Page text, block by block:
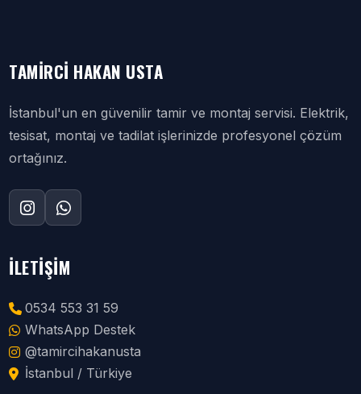
TAMIRCI HAKAN USTA
İstanbul'un en güvenilir tamir ve montaj servisi. Elektrik,
tesisat, montaj ve tadilat işlerinizde profesyonel çözüm
ortağınız.
İLETIŞIM
0534 553 31 59
WhatsApp Destek
@tamircihakanusta
İstanbul / Türkiye